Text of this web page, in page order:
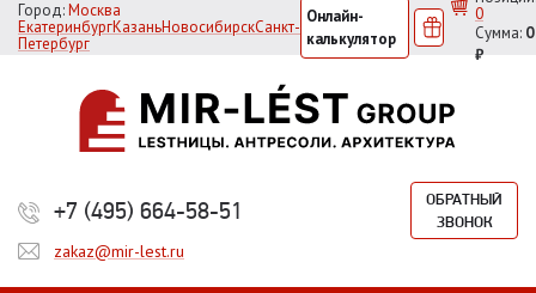
Город:Москва
ЕкатеринбургКазаньНовосибирскСанкт-
Петербург
Онлайн-
калькулятор
0
Сумма: 0
₽
+7 (495) 664-58-51
ОБРАТНЫЙ
ЗВОНОК
zakaz@mir-lest.ru